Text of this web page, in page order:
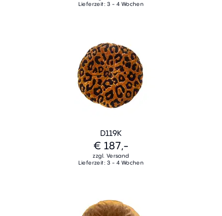
Lieferzeit: 3 - 4 Wochen
D119K
€ 187,-
zzgl. Versand
Lieferzeit: 3 - 4 Wochen